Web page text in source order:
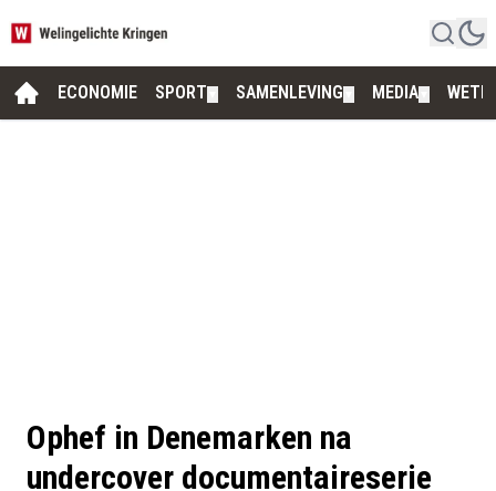
ECONOMIE SPORT SAMENLEVING MEDIA
Ophef in Denemarken na
undercover documentaireserie